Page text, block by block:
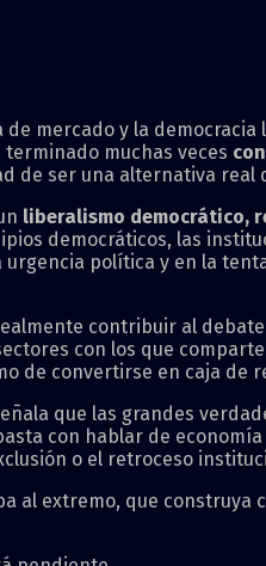
mercado y la
terminado muchas veces
de ser una alternativa real
liberalismo democrático,
democráticos, las
política y en la
contribuir al
con los que
de convertirse en caja
que las grandes
con hablar de
o el retroceso
al extremo, que